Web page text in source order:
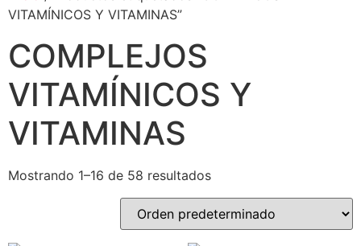
VITAMÍNICOS Y VITAMINAS”
COMPLEJOS
VITAMÍNICOS Y
VITAMINAS
Mostrando 1–16 de 58 resultados